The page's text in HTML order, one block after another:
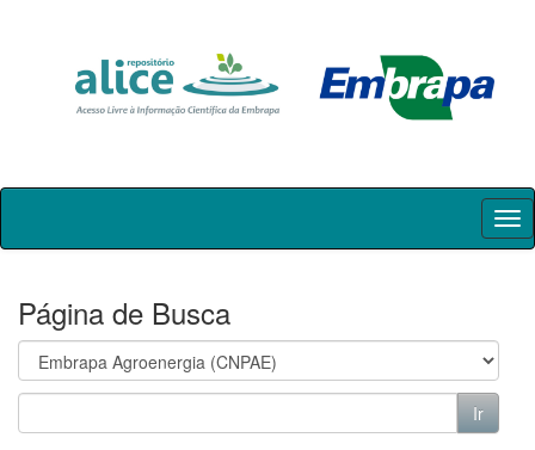
Skip
Página de Busca